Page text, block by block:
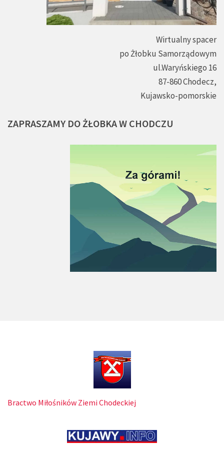
Wirtualny spacer
po Żłobku Samorządowym
ul.Waryńskiego 16
87-860 Chodecz,
Kujawsko-pomorskie
ZAPRASZAMY DO ŻŁOBKAW CHODCZU
Bractwo Miłośników Ziemi Chodeckiej